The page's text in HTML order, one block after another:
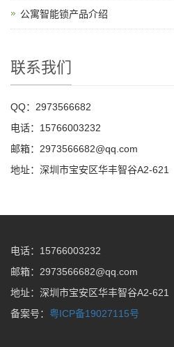
公寓智能锁产品介绍
联系我们
QQ：2973566682
电话：15766003232
邮箱：2973566682@qq.com
地址：深圳市宝安区华丰智谷A2-621
电话：15766003232
邮箱：2973566682@qq.com
地址：深圳市宝安区华丰智谷A2-621
备案号： 粤ICP备19027115号